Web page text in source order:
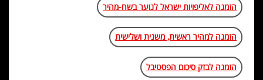
הזמנה לאליפויות ישראל לנוער בשח-מהיר
הזמנה למהיר ראשית, משנית ושלישית
הזמנה לבזק סיכום הפסטיבל